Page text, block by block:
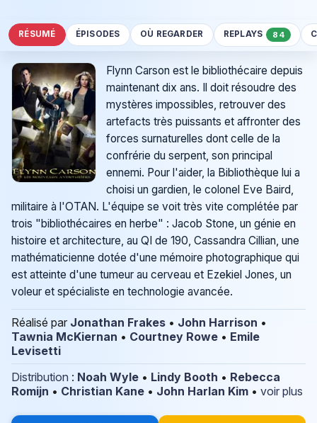
RÉSUMÉ ÉPISODES OÙ REGARDER REPLAYS 84
Flynn Carson est le bibliothécaire depuis
maintenant dix ans. Il doit résoudre des
mystères impossibles, retrouver des
artefacts très puissants et affronter des
forces surnaturelles dont celle de la
confrérie du serpent, son principal
ennemi. Pour l'aider, la Bibliothèque lui a
choisi un gardien, le colonel Eve Baird,
militaire à l'OTAN. L'équipe se voit très vite complétée par
trois "bibliothécaires en herbe" : Jacob Stone, un génie en
histoire et architecture, au QI de 190, Cassandra Cillian, une
mathématicienne dotée d'une mémoire photographique qui
est atteinte d'une tumeur au cerveau et Ezekiel Jones, un
voleur et spécialiste en technologie avancée.
Réalisé par Jonathan Frakes • John Harrison •
Tawnia McKiernan • Courtney Rowe • Emile
Levisetti
Distribution : Noah Wyle • Lindy Booth • Rebecca
Romijn • Christian Kane • John Harlan Kim • voir plus